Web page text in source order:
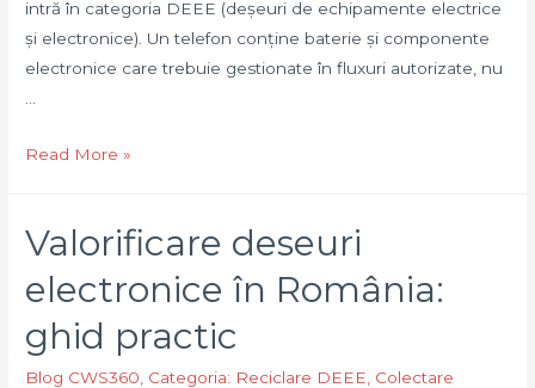
intră în categoria DEEE (deșeuri de echipamente electrice
și electronice). Un telefon conține baterie și componente
electronice care trebuie gestionate în fluxuri autorizate, nu
Reciclare
contra
cost:
colectare
autorizată
Read More »
Valorificare deseuri
electronice în România:
ghid practic
Blog CWS360 Categoria: Reciclare DEEE Colectare